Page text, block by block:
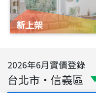
新上架
2026年6月實價登錄
台北市 ・ 信義區